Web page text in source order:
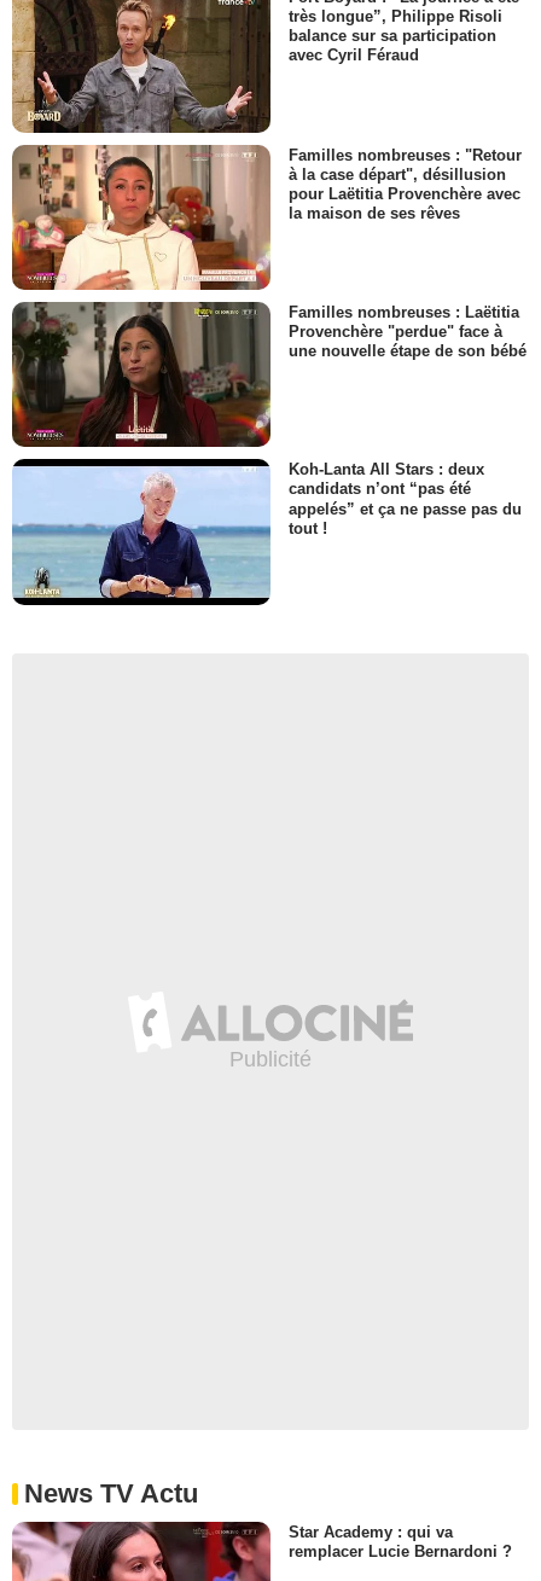
très longue”, Philippe Risoli
balance sur sa participation
avec Cyril Féraud
Familles nombreuses : "Retour
à la case départ", désillusion
pour Laëtitia Provenchère avec
la maison de ses rêves
Familles nombreuses : Laëtitia
Provenchère "perdue" face à
une nouvelle étape de son bébé
Koh-Lanta All Stars : deux
candidats n’ont “pas été
appelés” et ça ne passe pas du
tout !
News TV Actu
Star Academy : qui va
remplacer Lucie Bernardoni ?